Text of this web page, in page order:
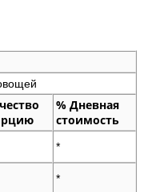
% Дневная
стоимость
*
*